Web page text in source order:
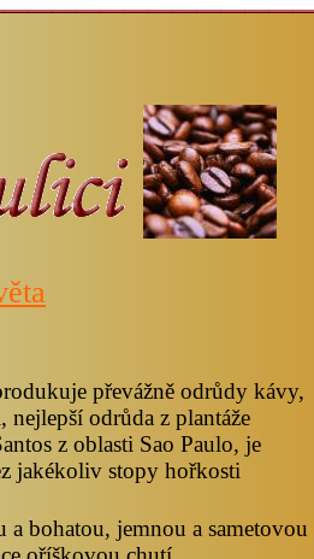
převážně odrůdy kávy,
nejlepší odrůda z plantáže
z oblasti Sao Paulo, je
jakékoliv stopy hořkosti
a bohatou, jemnou a sametovou